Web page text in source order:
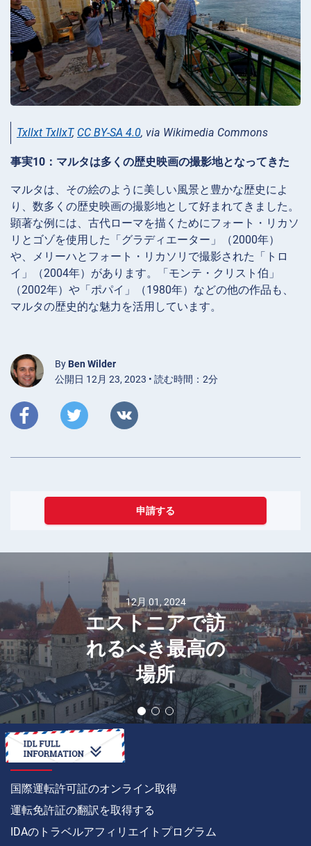
Txllxt TxllxT, CC BY-SA 4.0, via Wikimedia Commons
事実10：マルタは多くの歴史映画の撮影地となってきた
マルタは、その絵のように美しい風景と豊かな歴史によ
り、数多くの歴史映画の撮影地として好まれてきました。
顕著な例には、古代ローマを描くためにフォート・リカソ
リとゴゾを使用した「グラディエーター」（2000年）
や、メリーハとフォート・リカソリで撮影された「トロ
イ」（2004年）があります。「モンテ・クリスト伯」
（2002年）や「ポパイ」（1980年）などの他の作品も、
マルタの歴史的な魅力を活用しています。
By Ben Wilder
公開日 12月 23, 2023 • 読む時間：2分
申請する
12月 01, 2024
エストニアで訪
れるべき最高の
場所
方法
国際運転許可証のオンライン取得
運転免許証の翻訳を取得する
IDAのトラベルアフィリエイトプログラム